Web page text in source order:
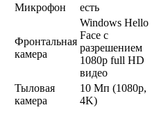
Микрофон
есть
Фронтальная
камера
Windows Hello
Face с
разрешением
1080p full HD
видео
Тыловая
камера
10 Мп (1080p,
4K)